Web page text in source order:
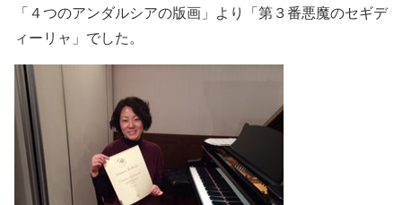
「４つのアンダルシアの版画」より「第３番悪魔のセギデ
ィーリャ」でした。